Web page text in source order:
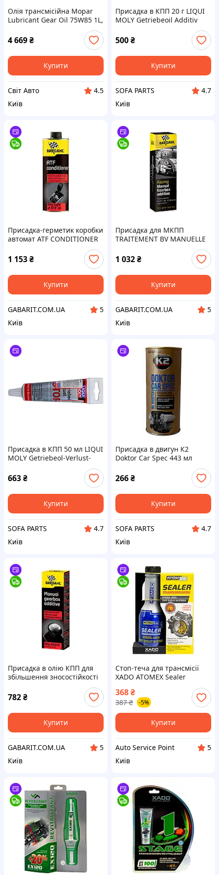
Олія трансмісійна Mopar
Lubricant Gear Oil 75W85 1L,
4 669₴
Купити
Свiт Авто
4.5
Київ
Присадка в КПП 20 г LIQUI
MOLY Getriebeoil Additiv
(антифрикційна присадка в
трансм. оливу)
500₴
Купити
SOFA PARTS
4.7
Київ
Присадка-герметик коробки
автомат ATF CONDITIONER
1 153₴
Купити
GABARIT.COM.UA
5
Київ
Присадка для МКПП
TRAITEMENT BV MANUELLE
RACING BARDAHL 150 мл
13105
1 032₴
Купити
GABARIT.COM.UA
5
Київ
Присадка в КПП 50 мл LIQUI
MOLY Getriebeol-Verlust-
трансм. масла)
663₴
Купити
SOFA PARTS
4.7
Київ
Присадка в двигун К2
Doktor Car Spec 443 мл
266₴
Купити
SOFA PARTS
4.7
Київ
Присадка в олію КПП для
збільшення зносостійкості
782₴
Купити
GABARIT.COM.UA
5
Київ
Стоп-теча для трансмісії
XADO ATOMEX Sealer
368₴
387 ₴ -5%
Купити
Auto Service Point
5
Київ